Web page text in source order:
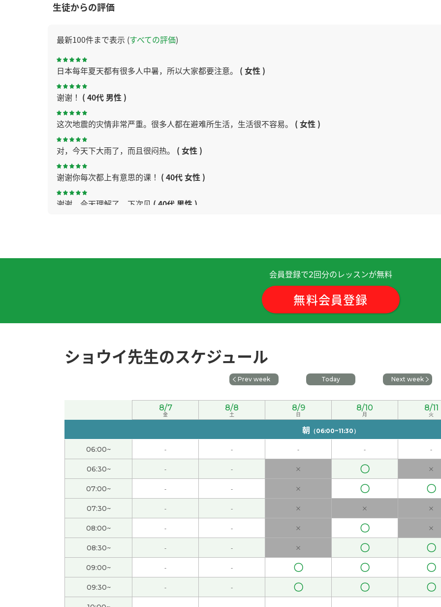
生徒からの評価
最新100件まで表示 (すべての評価)
日本每年夏天都有很多人中暑，所以大家都要注意。 ( 女性 )
谢谢！ ( 40代 男性 )
这次地震的灾情非常严重。很多人都在避难所生活，生活很不容易。 ( 女性 )
对，今天下大雨了，而且很闷热。 ( 女性 )
谢谢你每次都上有意思的课！ ( 40代 女性 )
谢谢，今天理解了。下次见 ( 40代 男性 )
谢谢老师！我会努力学习的。( 30代 女性 )
因为暑假的时候学生很多，所以我的工作很忙。我秋天打算回国。( 女性 )
您参加志愿者活动真了不起，我很敬佩您！( 女性 )
好久不见、今天聊得很开心、谢谢老师。期待下次见!( 男性 )
还好,没有以前那么忙了。( 女性 )
端午节休息，但是还没有什么安排。如果没有安排的话，我打算在家好好休息。
下次见!( 女性 )
是啊。年纪越来越大，我觉得时间过得越来越快。
今天谢谢你：）
外面非常热，但是我的办公室有点儿冷，因为空调开得很大。( 女性 )
愉快的交谈。 谢谢！
会員登録で2回分のレッスンが無料
無料会員登録
ショウイ先生のスケジュール
Prev week Today Next week
8/7
金
8/8
土
8/9
日
8/10
月
8/11
火
朝 （06:00~11:30）
06:00~ - - - - -
06:30~ - - × 〇 ×
07:00~ - - × 〇 〇
07:30~ - - × × ×
08:00~ - - × 〇 ×
08:30~ - - × 〇 〇
09:00~ - - 〇 〇 〇
09:30~ - - 〇 〇 〇